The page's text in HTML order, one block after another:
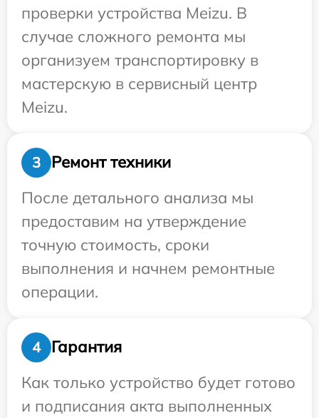
проверки устройства Meizu. В
случае сложного ремонта мы
организуем транспортировку в
мастерскую в сервисный центр
Meizu.
3
Ремонт техники
После детального анализа мы
предоставим на утверждение
точную стоимость, сроки
выполнения и начнем ремонтные
операции.
4
Гарантия
Как только устройство будет готово
и подписания акта выполненных